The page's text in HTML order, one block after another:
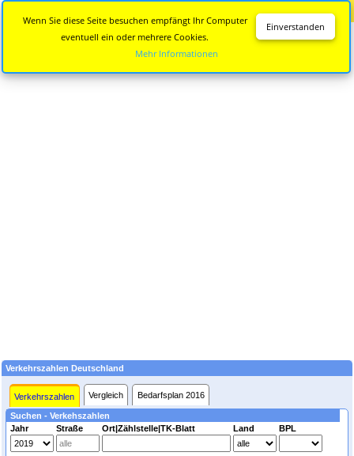
Verkehrszahlen Deutschland
Verkehrszahlen Vergleich Bedarfsplan 2016
Suchen - Verkehszahlen
Jahr
Straße Ort|Zählstelle|TK-Blatt Land BPL
Einverstanden
Wenn Sie diese Seite besuchen empfängt Ihr Computer
eventuell ein oder mehrere Cookies.
Mehr Informationen